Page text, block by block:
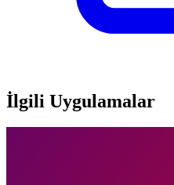
İlgili Uygulamalar